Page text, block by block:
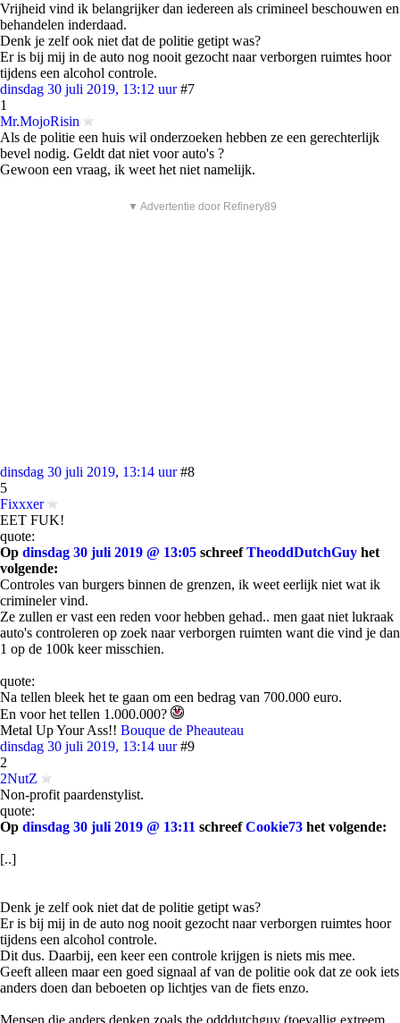
Vrijheid vind ik belangrijker dan iedereen als crimineel beschouwen en
behandelen inderdaad.
Denk je zelf ook niet dat de politie getipt was?
Er is bij mij in de auto nog nooit gezocht naar verborgen ruimtes hoor
tijdens een alcohol controle.
dinsdag 30 juli 2019, 13:12 uur #7
1
Mr.MojoRisin
Als de politie een huis wil onderzoeken hebben ze een gerechterlijk
bevel nodig. Geldt dat niet voor auto's ?
Gewoon een vraag, ik weet het niet namelijk.
▼ Advertentie door Refinery89
dinsdag 30 juli 2019, 13:14 uur #8
5
Fixxxer
EET FUK!
quote:
Op dinsdag 30 juli 2019 @ 13:05 schreefTheoddDutchGuy het
volgende:
Controles van burgers binnen de grenzen, ik weet eerlijk niet wat ik
crimineler vind.
Ze zullen er vast een reden voor hebben gehad.. men gaat niet lukraak
auto's controleren op zoek naar verborgen ruimten want die vind je dan
1 op de 100k keer misschien.
quote:
Na tellen bleek het te gaan om een bedrag van 700.000 euro.
En voor het tellen 1.000.000?
Metal Up Your Ass!! Bouque de Pheauteau
dinsdag 30 juli 2019, 13:14 uur #9
2
2NutZ
Non-profit paardenstylist.
quote:
Op dinsdag 30 juli 2019 @ 13:11 schreefCookie73 het volgende:
[..]
Denk je zelf ook niet dat de politie getipt was?
Er is bij mij in de auto nog nooit gezocht naar verborgen ruimtes hoor
tijdens een alcohol controle.
Dit dus. Daarbij, een keer een controle krijgen is niets mis mee.
Geeft alleen maar een goed signaal af van de politie ook dat ze ook iets
anders doen dan beboeten op lichtjes van de fiets enzo.
Mensen die anders denken zoals the odddutchguy (toevallig extreem